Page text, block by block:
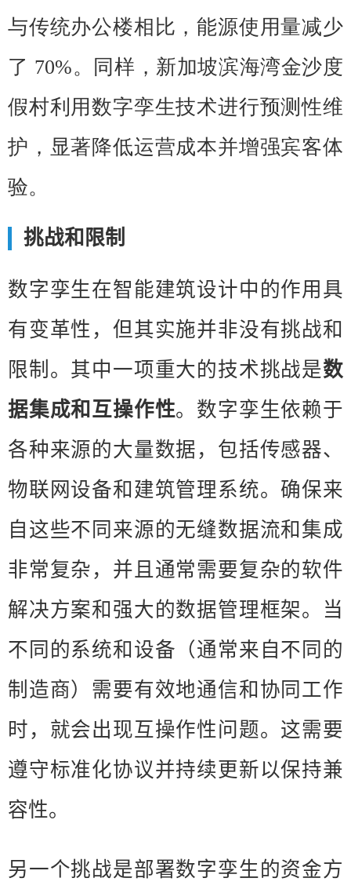
与传统办公楼相比，能源使用量减少
了 70%。同样，新加坡滨海湾金沙度
假村利用数字孪生技术进行预测性维
护，显著降低运营成本并增强宾客体
验。
挑战和限制
数字孪生在智能建筑设计中的作用具
有变革性，但其实施并非没有挑战和
限制。其中一项重大的技术挑战是数
据集成和互操作性。数字孪生依赖于
各种来源的大量数据，包括传感器、
物联网设备和建筑管理系统。确保来
自这些不同来源的无缝数据流和集成
非常复杂，并且通常需要复杂的软件
解决方案和强大的数据管理框架。当
不同的系统和设备（通常来自不同的
制造商）需要有效地通信和协同工作
时，就会出现互操作性问题。这需要
遵守标准化协议并持续更新以保持兼
容性。
另一个挑战是部署数字孪生的资金方